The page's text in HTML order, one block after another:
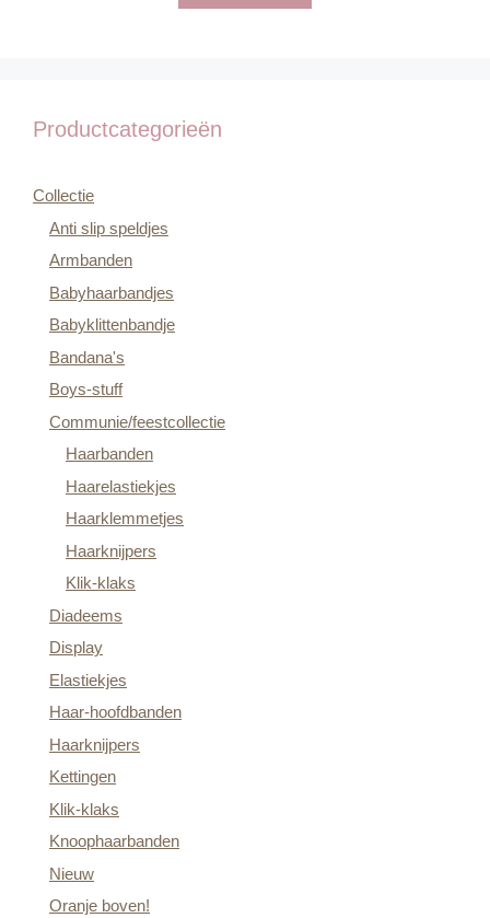
Productcategorieën
Collectie
Anti slip speldjes
Armbanden
Babyhaarbandjes
Babyklittenbandje
Bandana's
Boys-stuff
Communie/feestcollectie
Haarbanden
Haarelastiekjes
Haarklemmetjes
Haarknijpers
Klik-klaks
Diadeems
Display
Elastiekjes
Haar-hoofdbanden
Haarknijpers
Kettingen
Klik-klaks
Knoophaarbanden
Nieuw
Oranje boven!